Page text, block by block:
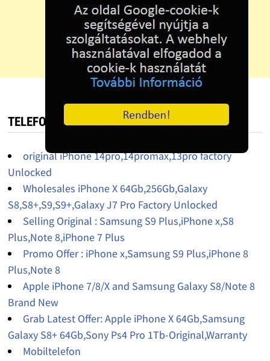
TELEFON HIRDETÉS
original iPhone 14pro,14promax,13pro factory
Unlocked
Wholesales iPhone X 64Gb,256Gb,Galaxy
S8,S8+,S9,S9+,Galaxy J7 Pro Factory Unlocked
Selling Original : Samsung S9 Plus,iPhone x,S8
Plus,Note 8,iPhone 7 Plus
Promo Offer : iPhone x,Samsung S9 Plus,iPhone 8
Plus,Note 8
Apple iPhone 7/8/X and Samsung Galaxy S8/Note 8
Brand New
Grab Latest Offer: Apple iPhone X 64Gb,Samsung
Galaxy S8+ 64Gb,Sony Ps4 Pro 1Tb-Original,Warranty
Mobiltelefon